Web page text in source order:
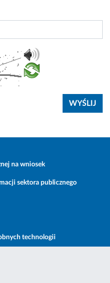
na wniosek
sektora publicznego
technologii